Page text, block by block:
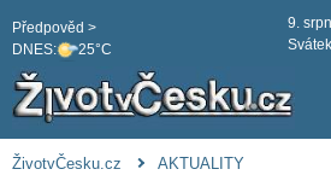
DNES: 25°C
Předpověd >
9.
ŽivotvČesku.cz AKTUALITY